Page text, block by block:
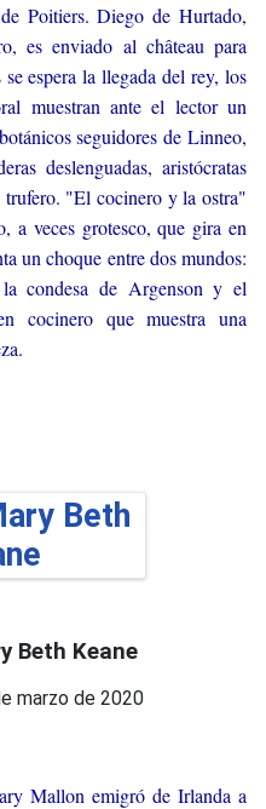
Poitiers. Diego de Hurtado,
es enviado al château para
espera la llegada del rey, los
muestran ante el lector un
seguidores de Linneo,
deslenguadas, aristócratas
"El cocinero y la ostra"
a veces grotesco, que gira en
un choque entre dos mundos:
condesa de Argenson y el
cocinero que muestra una
Beth Keane
marzo de 2020
Mallon emigró de Irlanda a